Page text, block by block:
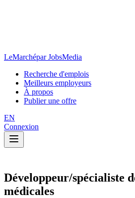
LeMarchépar JobsMedia
Recherche d'emplois
Meilleurs employeurs
À propos
Publier une offre
EN
Connexion
Développeur/spécialiste
médicales